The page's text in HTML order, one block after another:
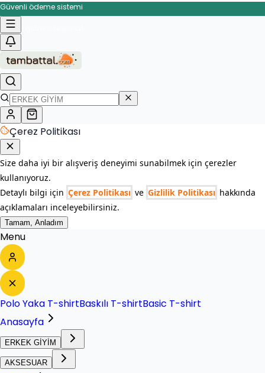
Güvenli ödeme sistemi
İade ve değişim garantisi
Hızlı ve güvenli teslimat
Çerez Politikası
Size daha iyi bir alışveriş deneyimi sunabilmek için çerezler
kullanıyoruz.
Detaylı bilgi için Çerez Politikası ve Gizlilik Politikası hakkında
açıklamaları inceleyebilirsiniz.
Tamam, Anladım
Menu
Polo Yaka T-shirtBaskılı T-shirtBasic T-shirt
Anasayfa
ERKEK GİYİM
AKSESUAR